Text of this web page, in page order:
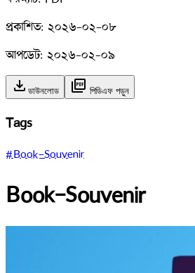
প্রকাশিত: ২০২৬-০২-০৮
আপডেট: ২০২৬-০২-০৯
download ডাউনলোড picture_as_pdf পিডিএফ পড়ুন
Tags
#Book-Souvenir
Book-Souvenir